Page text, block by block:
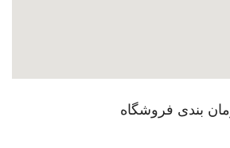
بندی فروشگاه